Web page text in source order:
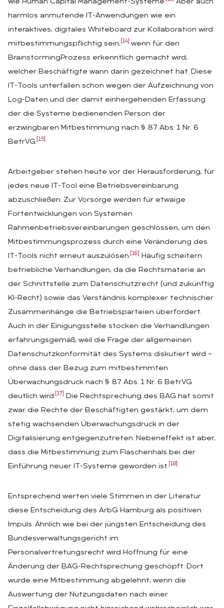
wie Human Capital Management-Systeme.
Aber auch
harmlos anmutende IT-Anwendungen wie ein
interaktives, digitales Whiteboard zur Kollaboration wird
mitbestimmungspflichtig sein, [14] wenn für den
BrainstormingProzess erkenntlich gemacht wird,
welcher Beschäftigte wann darin gezeichnet hat. Diese
IT-Tools unterfallen schon wegen der Aufzeichnung von
Log-Daten und der damit einhergehenden Erfassung
der die Systeme bedienenden Person der
erzwingbaren Mitbestimmung nach § 87 Abs. 1 Nr. 6
BetrVG. [15]
Arbeitgeber stehen heute vor der Herausforderung, für
jedes neue IT-Tool eine Betriebsvereinbarung
abzuschließen. Zur Vorsorge werden für etwaige
Fortentwicklungen von Systemen
Rahmenbetriebsvereinbarungen geschlossen, um den
Mitbestimmungsprozess durch eine Veränderung des
IT-Tools nicht erneut auszulösen. [16]
Häufig scheitern
betriebliche Verhandlungen, da die Rechtsmaterie an
der Schnittstelle zum Datenschutzrecht (und zukünftig
KI-Recht) sowie das Verständnis komplexer technischer
Zusammenhänge die Betriebsparteien überfordert.
Auch in der Einigungsstelle stocken die Verhandlungen
erfahrungsgemäß, weil die Frage der allgemeinen
Datenschutzkonformität des Systems diskutiert wird –
ohne dass der Bezug zum mitbestimmten
Überwachungsdruck nach § 87 Abs. 1 Nr. 6 BetrVG
deutlich wird. [17]
Die Rechtsprechung des BAG hat somit
zwar die Rechte der Beschäftigten gestärkt, um dem
stetig wachsenden Überwachungsdruck in der
Digitalisierung entgegenzutreten. Nebeneffekt ist aber,
dass die Mitbestimmung zum Flaschenhals bei der
Einführung neuer IT-Systeme geworden ist. [18]
Entsprechend werten viele Stimmen in der Literatur
diese Entscheidung des ArbG Hamburg als positiven
Impuls. Ähnlich wie bei der jüngsten Entscheidung des
Bundesverwaltungsgericht im
Personalvertretungsrecht wird Hoffnung für eine
Änderung der BAG-Rechtsprechung geschöpft: Dort
wurde eine Mitbestimmung abgelehnt, wenn die
Auswertung der Nutzungsdaten nach einer